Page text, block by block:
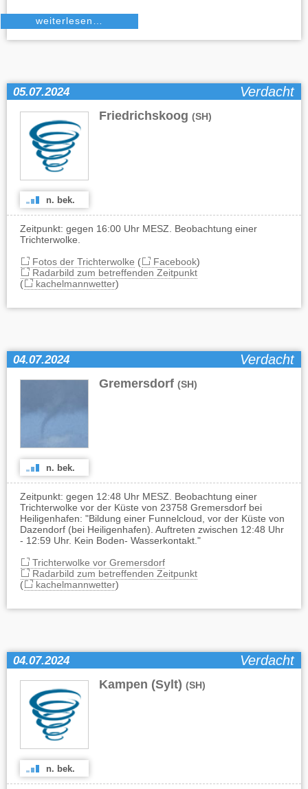
weiterlesen…
05.07.2024 Verdacht
Friedrichskoog (SH)
n. bek.
Zeitpunkt: gegen 16:00 Uhr MESZ. Beobachtung einer
Trichterwolke.
Fotos der Trichterwolke ( Facebook)
Radarbild zum betreffenden Zeitpunkt
(
kachelmannwetter)
04.07.2024 Verdacht
Gremersdorf (SH)
n. bek.
Zeitpunkt: gegen 12:48 Uhr MESZ. Beobachtung einer
Trichterwolke vor der Küste von 23758 Gremersdorf bei
Heiligenhafen: "Bildung einer Funnelcloud, vor der Küste von
Dazendorf (bei Heiligenhafen). Auftreten zwischen 12:48 Uhr
- 12:59 Uhr. Kein Boden- Wasserkontakt."
Trichterwolke vor Gremersdorf
Radarbild zum betreffenden Zeitpunkt
(
kachelmannwetter)
04.07.2024 Verdacht
Kampen (Sylt) (SH)
n. bek.